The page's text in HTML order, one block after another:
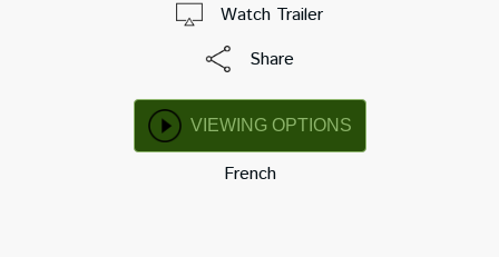
Watch Trailer
Share
VIEWING OPTIONS
French